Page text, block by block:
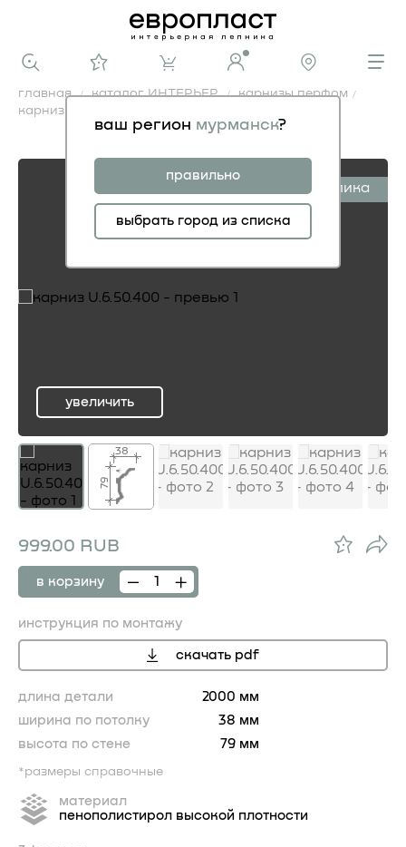
ваш регион мурманск?
правильно
выбрать город из списка
главная каталог ИНТЕРЬЕР
карнизы перфом
карниз U.6.50.400
карниз U.6.50.400
симплика
ru
увеличить
38
79
999.00 RUB
в корзину
инструкция по монтажу
скачать pdf
длина детали
2000 мм
ширина по потолку
38 мм
высота по стене
79 мм
*размеры справочные
материал
пенополистирол высокой плотности